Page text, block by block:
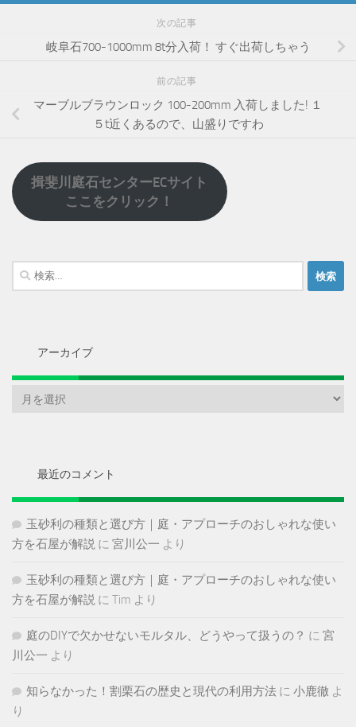
次の記事
岐阜石700-1000mm 8t分入荷！ すぐ出荷しちゃう
前の記事
マーブルブラウンロック 100-200mm 入荷しました! １
５t近くあるので、山盛りですわ
揖斐川庭石センターECサイト
ここをクリック！
検
索:
アーカイブ
最近のコメント
玉砂利の種類と選び方｜庭・アプローチのおしゃれな使い
方を石屋が解説 に 宮川公一 より
玉砂利の種類と選び方｜庭・アプローチのおしゃれな使い
方を石屋が解説 に Tim より
庭のDIYで欠かせないモルタル、どうやって扱うの？ に 宮
川公一 より
知らなかった！割栗石の歴史と現代の利用方法 に 小鹿徹 よ
り